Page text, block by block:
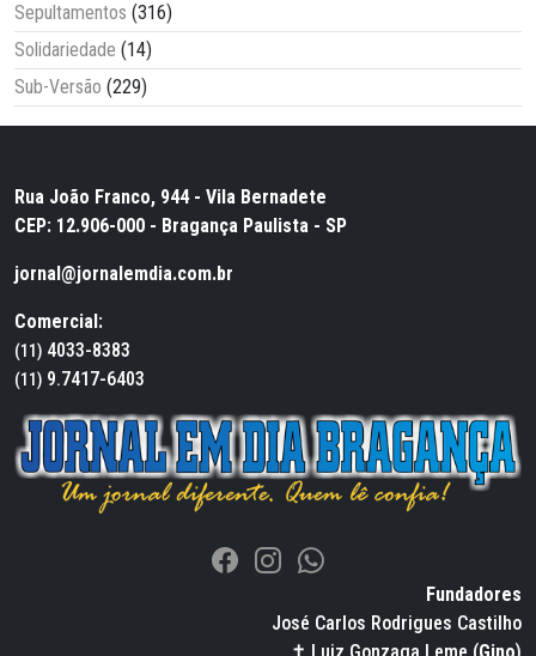
Sepultamentos (316)
Solidariedade (14)
Sub-Versão (229)
Rua João Franco, 944 - Vila Bernadete
CEP: 12.906-000 - Bragança Paulista - SP
jornal@jornalemdia.com.br
Comercial:
(11) 4033-8383
(11) 9.7417-6403
Fundadores
José Carlos Rodrigues Castilho